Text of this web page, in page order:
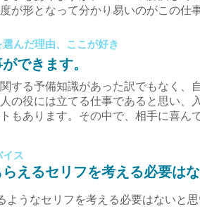
が形となって分かり易いのがこの仕
んだ理由、ここが好き
できます。
する予備知識があった訳でもなく
の役には立てる仕事であると思い
もあります。その中で、相手に喜ん
イス
えるセリフを考える必要は
ようなセリフを考える必要はないと